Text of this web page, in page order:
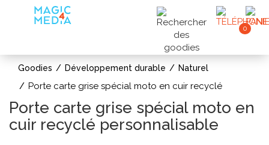
0
Goodies Développement durable Naturel
Porte carte grise spécial moto en cuir recyclé
Porte carte grise spécial moto en
cuir recyclé personnalisable